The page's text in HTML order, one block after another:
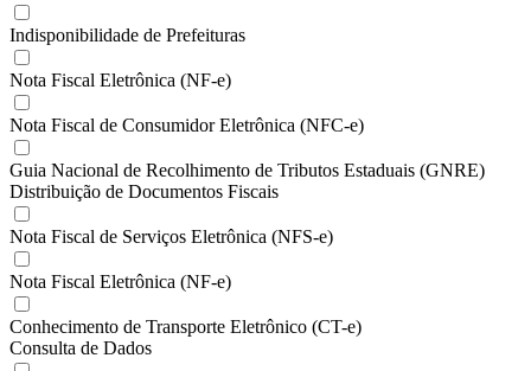
Indisponibilidade de Prefeituras
Nota Fiscal Eletrônica (NF-e)
Nota Fiscal de Consumidor Eletrônica (NFC-e)
Guia Nacional de Recolhimento de Tributos Estaduais (GNRE)
Distribuição de Documentos Fiscais
Nota Fiscal de Serviços Eletrônica (NFS-e)
Nota Fiscal Eletrônica (NF-e)
Conhecimento de Transporte Eletrônico (CT-e)
Consulta de Dados